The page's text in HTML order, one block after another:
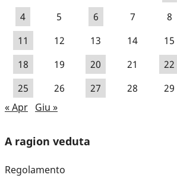
4
5 6 7 8
11
12 13 14 15
18
19 20 21 22
25
26 27 28 29
« Apr Giu »
A ragion veduta
Regolamento